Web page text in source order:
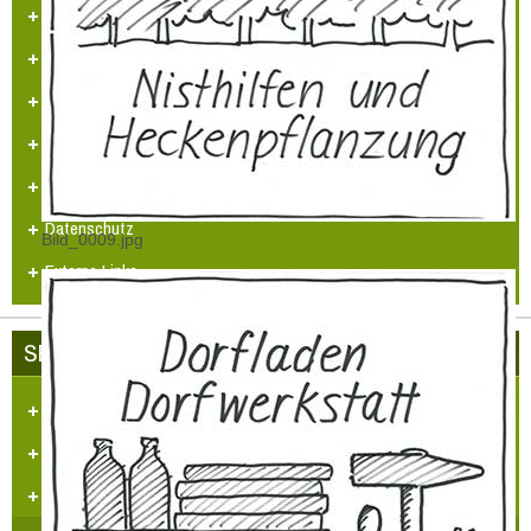
Bild_0009.jpg
Tätigkeitsberichte
Partner und Sponsoren
Ansprechpartner
Beitrittserklärung
Impressum/Kontakt
Datenschutz
Externe Links
SEHENSWÜRDIGKEITEN
Sebastianus Kirche (1)
Hotchenmacher-Haus (2)
Ehemalige Sebastianuskapelle (3)